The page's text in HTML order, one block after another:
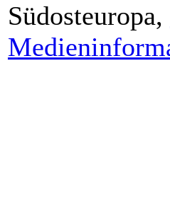
Südosteuropa,